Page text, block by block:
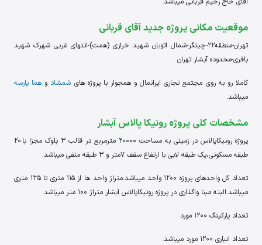
موقعیت مکانی پروژه جدید آقای قربانی
تهران-منطقه22-چیتگر-شمال اتوبان شهید خرازی (همت)-انتهای غربی شهرک شهید
باقری-محدوده آبشار تهران
کاملا رو به روی مجتمع تجاری ایرانمال و همجوار با پروژه های شمشاد و هما پارسه
میباشد.
مشخصات کلی پروژه رونیکا پالاس آبشار
پروژه رونیکاپالاس در زمینی به مساحت 20000 مترمربع در قالب 3 بلوک مجزا با 20
طبقه مسکونی،یک طبقه لابی با ارتفاع سقف 7متر و 3 طبقه منفی میباشد.
تعداد کل واحدهای پروژه 1200 واحد میباشد.متراژ واحد ها از 115 متری تا 135 متری
میباشد.البته مبنا واگذاری در پروژه رونیکاپالاس آبشار متراژ 100 متر میباشد.
تعداد پارکینگ 1200 مورد
تعداد انباری 1200 مورد میباشد.